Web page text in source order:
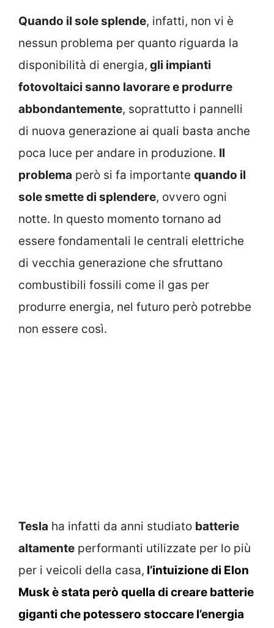
Quando il sole splende, infatti, non vi è
nessun problema per quanto riguarda la
disponibilità di energia, gli impianti
fotovoltaici sanno lavorare e produrre
abbondantemente, soprattutto i pannelli
di nuova generazione ai quali basta anche
poca luce per andare in produzione. Il
problema però si fa importante quando il
sole smette di splendere, ovvero ogni
notte. In questo momento tornano ad
essere fondamentali le centrali elettriche
di vecchia generazione che sfruttano
combustibili fossili come il gas per
produrre energia, nel futuro però potrebbe
non essere così.
Tesla ha infatti da anni studiato batterie
altamente performanti utilizzate per lo più
per i veicoli della casa, l’intuizione di Elon
Musk è stata però quella di creare batterie
giganti che potessero stoccare l’energia